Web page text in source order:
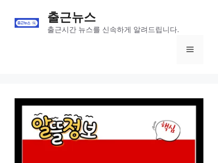
content
출근뉴스
출근시간 뉴스를 신속하게 알려드립니다.
Menu